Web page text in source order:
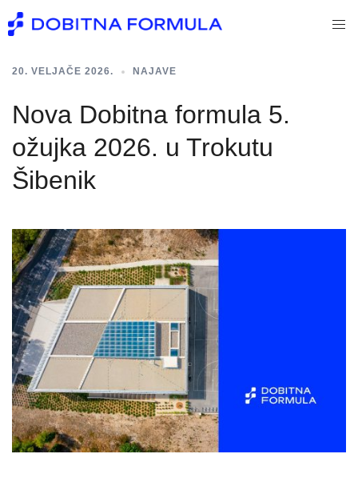
Skip
to
20. VELJAČE 2026. NAJAVE
Nova Dobitna formula 5.
ožujka 2026. u Trokutu
Šibenik